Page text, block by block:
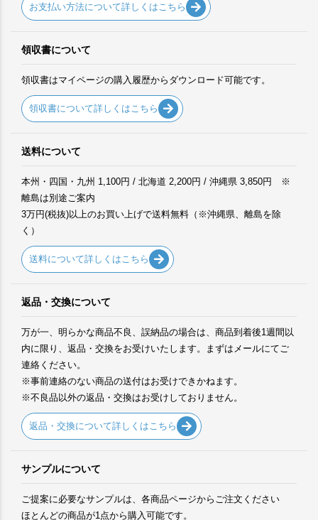
お支払い方法について詳しくはこちら
領収書について
領収書はマイページの購入履歴からダウンロード可能です。
領収書について詳しくはこちら
送料について
本州・四国・九州 1,100円 / 北海道 2,200円 / 沖縄県 3,850円 ※
離島は別途ご案内
3万円(税抜)以上のお買い上げで送料無料（※沖縄県、離島を除
く）
送料について詳しくはこちら
返品・交換について
万が一、明らかな商品不良、誤納品の場合は、商品到着後1週間以
内に限り、返品・交換をお受けいたします。まずはメールにてご
連絡ください。
※事前連絡のない商品の送付はお受けできかねます。
※不良品以外の返品・交換はお受けしておりません。
返品・交換について詳しくはこちら
サンプルについて
ご提案に必要なサンプルは、各商品ページからご注文ください
ほとんどの商品が1点から購入可能です。